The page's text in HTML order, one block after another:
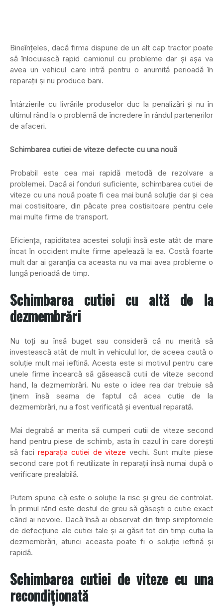
Bineînţeles, dacă firma dispune de un alt cap tractor poate
să înlocuiască rapid camionul cu probleme dar şi aşa va
avea un vehicul care intră pentru o anumită perioadă în
reparaţii şi nu produce bani.
Întârzierile cu livrările produselor duc la penalizări şi nu în
ultimul rând la o problemă de încredere în rândul partenerilor
de afaceri.
Schimbarea cutiei de viteze defecte cu una nouă
Probabil este cea mai rapidă metodă de rezolvare a
problemei. Dacă ai fonduri suficiente, schimbarea cutiei de
viteze cu una nouă poate fi cea mai bună soluţie dar şi cea
mai costisitoare, din păcate prea costisitoare pentru cele
mai multe firme de transport.
Eficienţa, rapiditatea acestei soluţii însă este atât de mare
încat în occident multe firme apelează la ea. Costă foarte
mult dar ai garanţia ca aceasta nu va mai avea probleme o
lungă perioadă de timp.
Schimbarea cutiei cu altă de la
dezmembrări
Nu toţi au însă buget sau consideră că nu merită să
investească atât de mult în vehiculul lor, de aceea caută o
soluţie mult mai ieftină. Acesta este si motivul pentru care
unele firme încearcă să găsească cutii de viteze second
hand, la dezmembrări. Nu este o idee rea dar trebuie să
ţinem însă seama de faptul că acea cutie de la
dezmembrări, nu a fost verificată şi eventual reparată.
Mai degrabă ar merita să cumperi cutii de viteze second
hand pentru piese de schimb, asta în cazul în care doreşti
să faci reparaţia cutiei de viteze vechi. Sunt multe piese
second care pot fi reutilizate în reparaţii însă numai după o
verificare prealabilă.
Putem spune că este o soluţie la risc şi greu de controlat.
În primul rând este destul de greu să găseşti o cutie exact
când ai nevoie. Dacă însă ai observat din timp simptomele
de defecţiune ale cutiei tale şi ai găsit tot din timp cutia la
dezmembrări, atunci aceasta poate fi o soluţie ieftină şi
rapidă.
Schimbarea cutiei de viteze cu una
recondiţionată